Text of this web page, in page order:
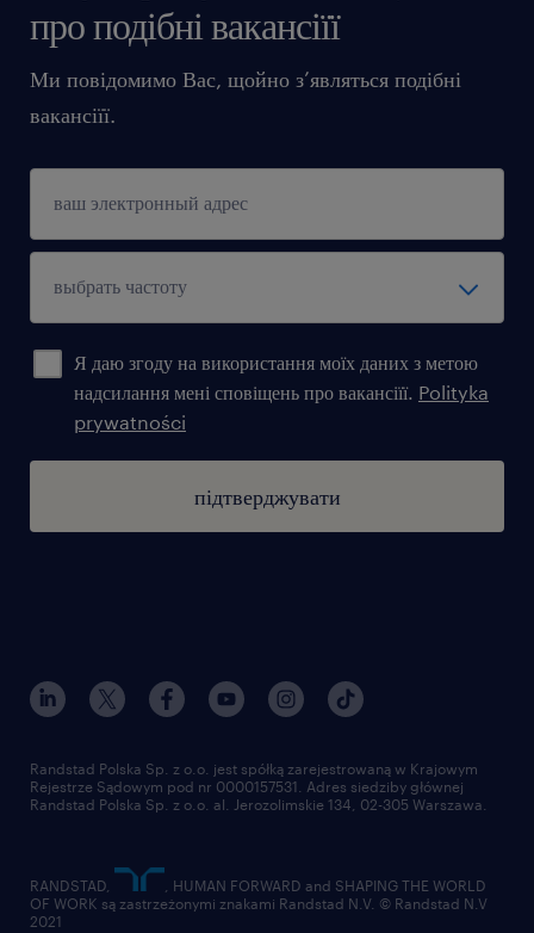
про подібні вакансіїї
Ми повідомимо Вас, щойно з’являться подібні
вакансіїї.
Я даю згоду на використання моїх даних з метою
надсилання мені сповіщень про вакансіїї. Polityka
prywatności
підтверджувати
Randstad Polska Sp. z o.o. jest spółką zarejestrowaną w Krajowym
Rejestrze Sądowym pod nr 0000157531. Adres siedziby głównej
Randstad Polska Sp. z o.o. al. Jerozolimskie 134, 02-305 Warszawa.
RANDSTAD,
, HUMAN FORWARD and SHAPING THE WORLD
OF WORK są zastrzeżonymi znakami Randstad N.V. © Randstad N.V
2021